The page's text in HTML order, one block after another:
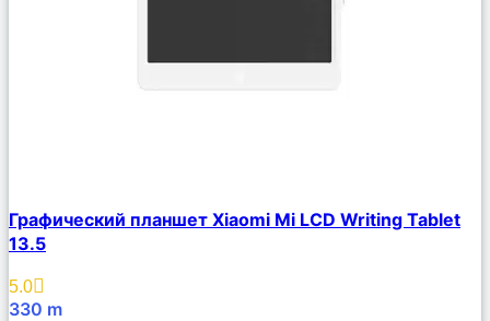
Описание
Избранное
Графический планшет Xiaomi Mi LCD Writing Tablet
13.5
5.0
330 m